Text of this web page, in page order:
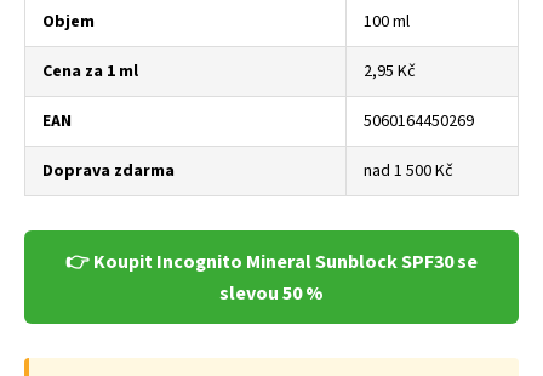
Objem 100 ml
Cena za 1 ml 2,95 Kč
EAN 5060164450269
Doprava zdarma nad 1 500 Kč
👉 Koupit Incognito Mineral Sunblock SPF30 se
slevou 50 %